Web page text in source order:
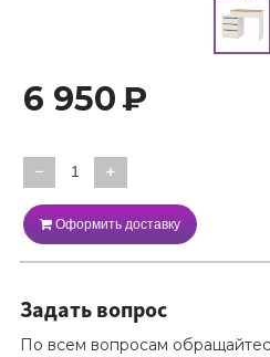
6 950₽
− +
Оформить доставку
Задать вопрос
По всем вопросам